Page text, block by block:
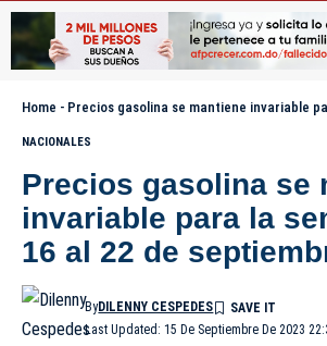
Home - Precios gasolina se mantiene invariable para la
NACIONALES
Precios gasolina se
invariable para la
16 al 22 de
Last Updated: 15 De Septiembre De 2023
ByDILENNY CESPEDES